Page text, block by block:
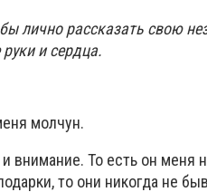
лично рассказать свою
и сердца.
молчун.
внимание. То есть он меня
то они никогда не